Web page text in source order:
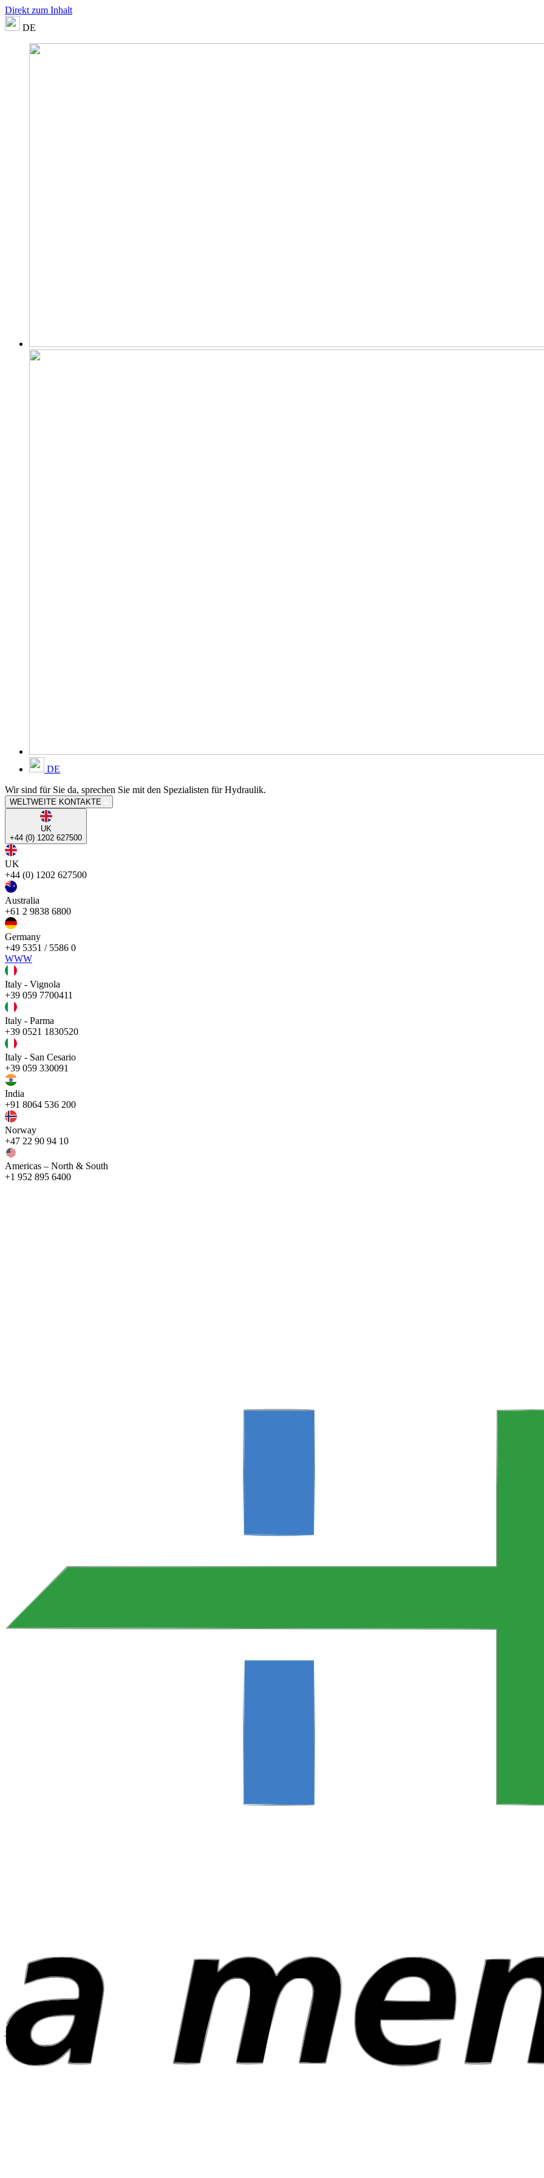
Direkt zum Inhalt
DE
DE
Wir sind für Sie da, sprechen Sie mit den Spezialisten für Hydraulik.
WELTWEITE KONTAKTE
UK
+44 (0) 1202 627500
UK
+44 (0) 1202 627500
Australia
+61 2 9838 6800
Germany
+49 5351 / 5586 0
WWW
Italy - Vignola
+39 059 7700411
Italy - Parma
+39 0521 1830520
Italy - San Cesario
+39 059 330091
India
+91 8064 536 200
Norway
+47 22 90 94 10
Americas – North & South
+1 952 895 6400